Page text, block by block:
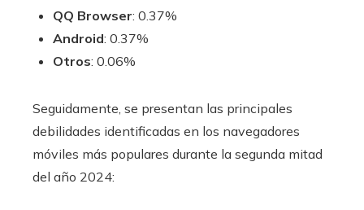
QQ Browser: 0.37%
Android: 0.37%
Otros: 0.06%
Seguidamente, se presentan las principales
debilidades identificadas en los navegadores
móviles más populares durante la segunda mitad
del año 2024: